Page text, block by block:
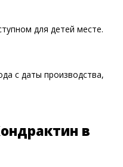
для детей месте.
с даты производства,
в